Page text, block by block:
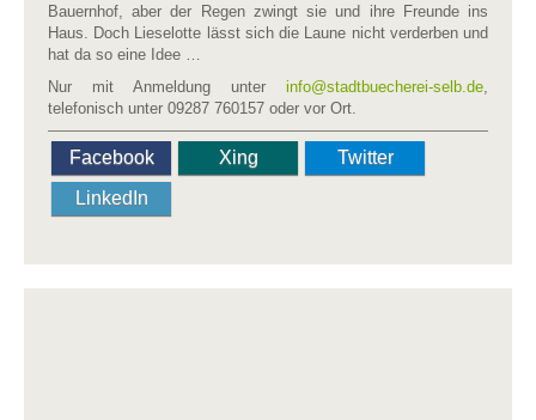
Bauernhof, aber der Regen zwingt sie und ihre Freunde ins
Haus. Doch Lieselotte lässt sich die Laune nicht verderben und
hat da so eine Idee …
Nur mit Anmeldung unter info​@​stadtbuecherei-selb.de
telefonisch unter 09287 760157 oder vor Ort.
Facebook Xing
Twitter
LinkedIn